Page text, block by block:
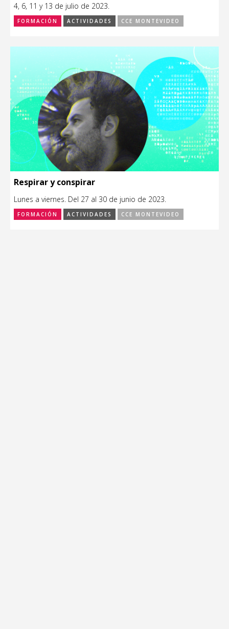
4, 6, 11 y 13 de julio de 2023.
FORMACIÓN ACTIVIDADES CCE MONTEVIDEO
Respirar y conspirar
Lunes a viernes. Del 27 al 30 de junio de 2023.
FORMACIÓN ACTIVIDADES CCE MONTEVIDEO